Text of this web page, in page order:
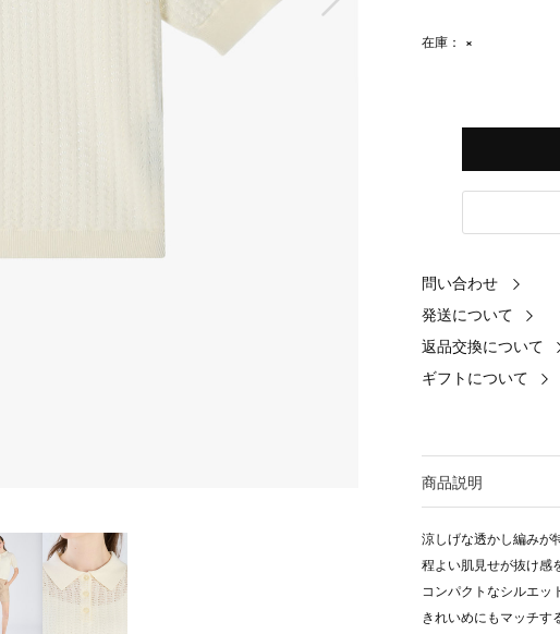
在庫： ×
問い合わせ
発送について
返品交換について
ギフトについて
商品説明
涼しげな透かし編みが
程よい肌見せが抜け感
コンパクトなシルエッ
きれいめにもマッチす